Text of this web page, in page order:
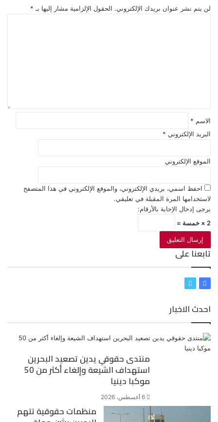
لن يتم نشر عنوان بريدك الإلكتروني. الحقول الإلزامية مشار إليها بـ *
الاسم *
البريد الإلكتروني *
الموقع الإلكتروني
احفظ اسمي، بريدي الإلكتروني، والموقع الإلكتروني في هذا المتصفح
لاستخدامها المرة المقبلة في تعليقي.
يرجى إدخال الإجابة بالأرقام:
2 × خمسة =
تابعنا على
س
ك
ي
احدث الاخبار
منتدى حقوقي يدين تصعيد البحرين
استهداف الشيعة وإلغاء أكثر من 50
موكبا دينيا
6 أغسطس، 2026
منظمات حقوقية تتهم